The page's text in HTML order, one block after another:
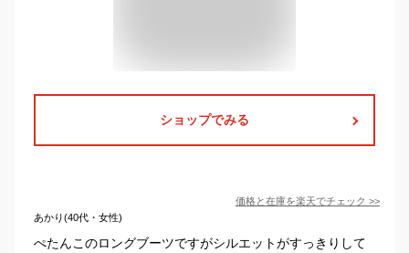
ショップでみる
価格と在庫を楽天でチェック >>
あかり(40代・女性)
ぺたんこのロングブーツですがシルエットがすっきりして